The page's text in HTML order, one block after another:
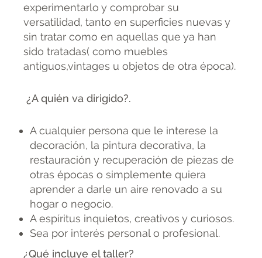
experimentarlo y comprobar su
versatilidad, tanto en superficies nuevas y
sin tratar como en aquellas que ya han
sido tratadas( como muebles
antiguos,vintages u objetos de otra época).
¿A quién va dirigido?.
A cualquier persona que le interese la
decoración, la pintura decorativa, la
restauración y recuperación de piezas de
otras épocas o simplemente quiera
aprender a darle un aire renovado a su
hogar o negocio.
A espíritus inquietos, creativos y curiosos.
Sea por interés personal o profesional.
¿Qué incluye el taller?